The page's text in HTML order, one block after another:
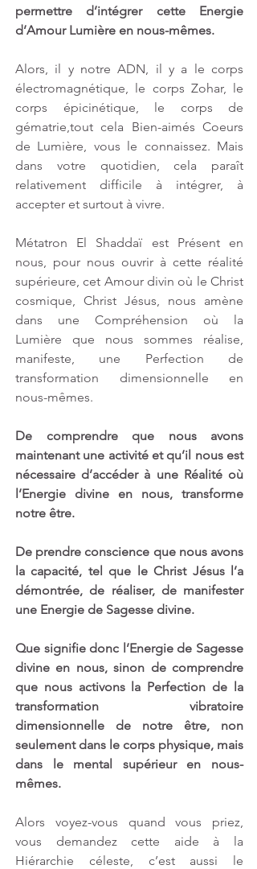
permettre d’intégrer cette Energie
d’Amour Lumière en nous-mêmes.
Alors, il y notre ADN, il y a le corps
électromagnétique, le corps Zohar, le
corps épicinétique, le corps de
gématrie,tout cela Bien-aimés Coeurs
de Lumière, vous le connaissez. Mais
dans votre quotidien, cela paraît
relativement difficile à intégrer, à
accepter et surtout à vivre.
Métatron El Shaddaï est Présent en
nous, pour nous ouvrir à cette réalité
supérieure, cet Amour divin où le Christ
cosmique, Christ Jésus, nous amène
dans une Compréhension où la
Lumière que nous sommes réalise,
manifeste, une Perfection de
transformation dimensionnelle en
nous-mêmes.
De comprendre que nous avons
maintenant une activité et qu’il nous est
nécessaire d’accéder à une Réalité où
l’Energie divine en nous, transforme
notre être.
De prendre conscience que nous avons
la capacité, tel que le Christ Jésus l’a
démontrée, de réaliser, de manifester
une Energie de Sagesse divine.
Que signifie donc l’Energie de Sagesse
divine en nous, sinon de comprendre
que nous activons la Perfection de la
transformation vibratoire
dimensionnelle de notre être, non
seulement dans le corps physique, mais
dans le mental supérieur en nous-
mêmes.
Alors voyez-vous quand vous priez,
vous demandez cette aide à la
Hiérarchie céleste, c’est aussi le